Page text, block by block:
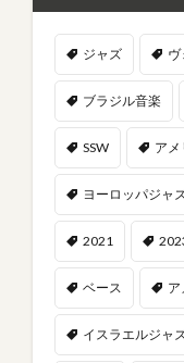
ジャズ
ブラジル音楽
SSW ア
ヨーロッパジャ
2021
ベース ア
イスラエルジャ